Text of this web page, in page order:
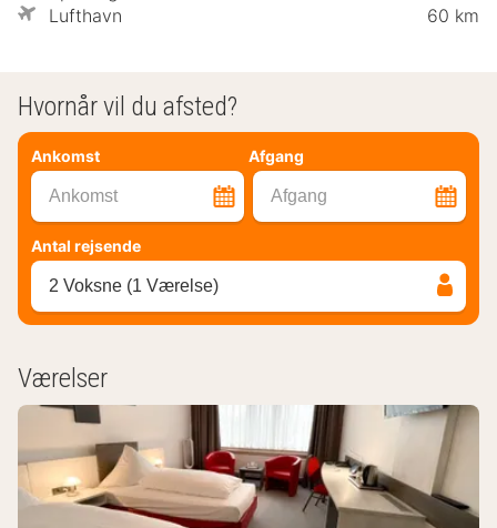
Lufthavn
60 km
Hvornår vil du afsted?
Ankomst Afgang
Ankomst Afgang
Antal rejsende
2 Voksne (1 Værelse)
Værelser